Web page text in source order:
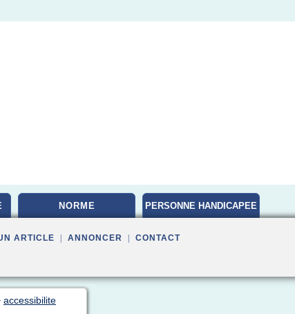
NORME PERSONNE HANDICAPEE
ARTICLE ANNONCER CONTACT
accessibilite